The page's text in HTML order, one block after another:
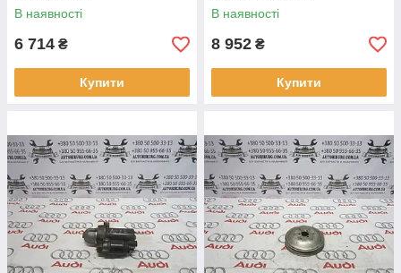
В наявності
6 714 ₴
Купити
В наявності
8 952 ₴
Купити